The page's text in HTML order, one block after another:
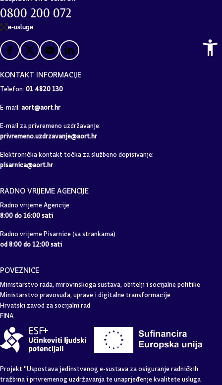
0800 200 072
e-usluge
KONTAKT INFORMACIJE
Telefon: 01 4820 130
E-mail: aort@aort.hr
E-mail za privremeno uzdržavanje:
privremeno.uzdrzavanje@aort.hr
Elektronička kontakt točka za službeno dopisivanje:
pisarnica@aort.hr
RADNO VRIJEME AGENCIJE
Radno vrijeme Agencije:
8:00 do 16:00 sati
Radno vrijeme Pisarnice (sa strankama):
od 8:00 do 12:00 sati
POVEZNICE
Ministarstvo rada, mirovinskoga sustava, obitelji i socijalne politike
Ministarstvo pravosuđa, uprave i digitalne transformacije
Hrvatski zavod za socijalni rad
FINA
Projekt "Uspostava jedinstvenog e-sustava za osiguranje radničkih
tražbina i privremenog uzdržavanja te unaprjeđenje kvalitete usluga